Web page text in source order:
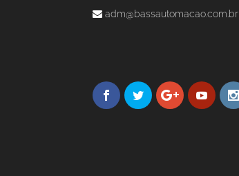
adm@bassautomacao.com.br